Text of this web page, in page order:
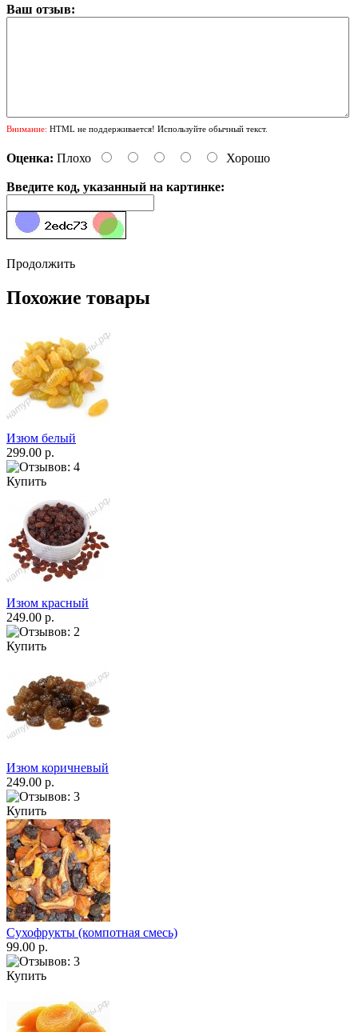
Ваш отзыв:
Внимание: HTML не поддерживается! Используйте обычный текст.
Оценка: Плохо Хорошо
Введите код, указанный на картинке:
Продолжить
Похожие товары
Изюм белый
299.00 р.
Купить
Изюм красный
249.00 р.
Купить
Изюм коричневый
249.00 р.
Купить
Сухофрукты (компотная смесь)
99.00 р.
Купить